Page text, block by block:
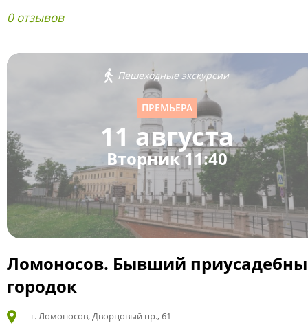
0 отзывов
Пешеходные экскурсии
ПРЕМЬЕРА
11 августа
Вторник 11:40
Ломоносов. Бывший
городок
г. Ломоносов, Дворцовый пр., 61